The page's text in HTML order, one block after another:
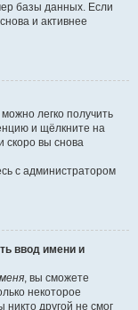
базы данных. Если
и активнее
легко получить
и щёлкните на
скоро вы снова
с администратором
ввод имени и
, вы сможете
некоторое
другой не смог